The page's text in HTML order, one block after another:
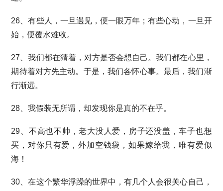
26、有些人，一旦遇见，便一眼万年；有些心动，一旦开
始，便覆水难收。
27、我们都在猜着，对方是否会想自己。我们都在心里，
期待着对方先主动。于是，我们各怀心事。最后，我们渐
行渐远。
28、我假装无所谓，却发现你是真的不在乎。
29、不高也不帅，老大没人爱，房子还没盖，车子也想
买，对你只有爱，外加空钱袋，如果嫁给我，唯有爱似
海！
30、在这个繁华浮躁的世界中，有几个人会很关心自己，